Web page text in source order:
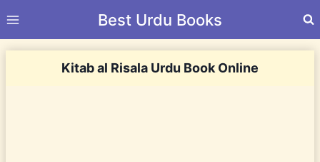
to
Best Urdu Books
Kitab al Risala Urdu Book Online